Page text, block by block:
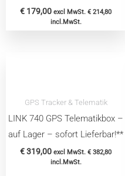
€ 179,00 excl MwSt. € 214,80
incl.MwSt.
GPS Tracker & Telematik
LINK 740 GPS Telematikbox –
auf Lager – sofort Lieferbar!**
€319,00 excl MwSt. € 382,80
incl.MwSt.